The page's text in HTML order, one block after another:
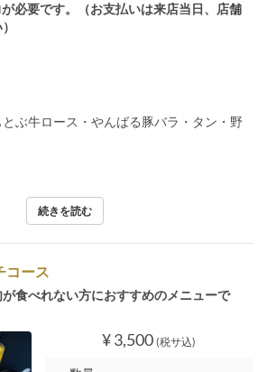
必要です。（お支払いは来店当日、店舗
とぶ牛ロース・やんばる豚バラ・タン・野
続きを読む
コース
食べれない方におすすめのメニューで
¥ 3,500 (税サ込)